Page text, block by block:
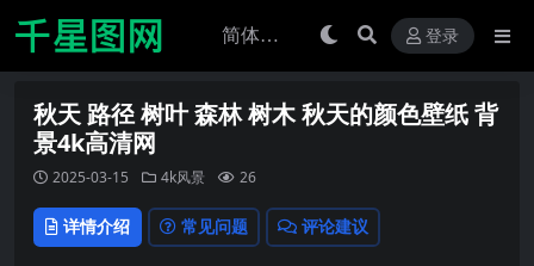
登录
秋天 路径 树叶 森林 树木 秋天的颜色壁纸 背
景4k高清网
2025-03-15 4k风景 26
详情介绍 常见问题 评论建议